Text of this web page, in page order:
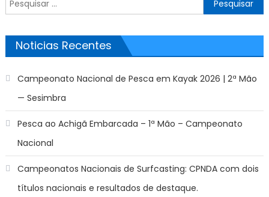
por:
Noticias Recentes
Campeonato Nacional de Pesca em Kayak 2026 | 2ª Mão
— Sesimbra
Pesca ao Achigã Embarcada – 1ª Mão – Campeonato
Nacional
Campeonatos Nacionais de Surfcasting: CPNDA com dois
títulos nacionais e resultados de destaque.